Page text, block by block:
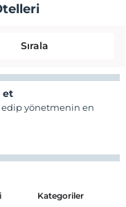
Sırala
et
yönetmenin en
Kategoriler